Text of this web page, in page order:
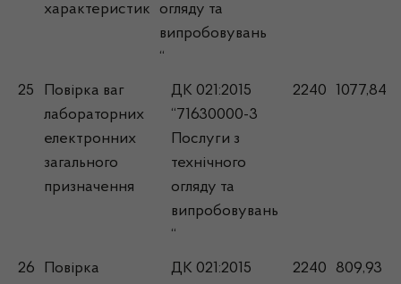
характеристик
огляду та
випробовувань
“
25
Повірка ваг
лабораторних
електронних
загального
призначення
ДК 021:2015
“71630000-3
Послуги з
технічного
огляду та
випробовувань
“
2240 1077,84
26
Повірка
ДК 021:2015
2240 809,93